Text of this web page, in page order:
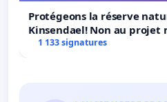
Protégeons la réserve
Kinsendael! Non au projet
Centre sportif Le Roseau!
1 133 signatures